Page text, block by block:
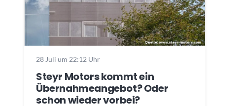
28 Juli um 22:12 Uhr
Steyr Motors kommt ein
Übernahmeangebot? Oder
schon wieder vorbei?